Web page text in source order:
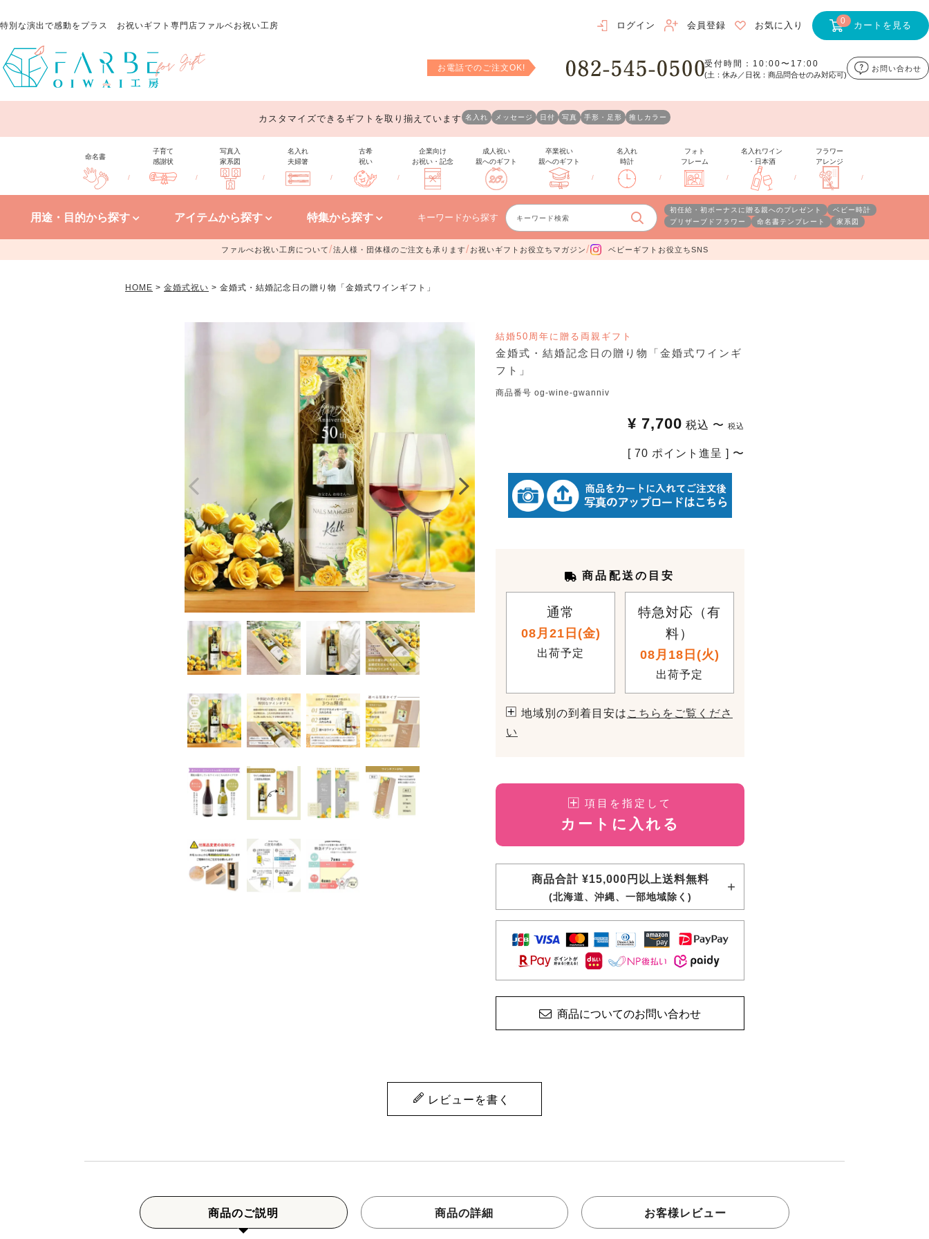
特別な演出で感動をプラス お祝いギフト専門店ファルベお祝い工房 ログイン 会員登録 お気に入り 0 カートを見る
お電話でのご注文OK! 受付時間：10:00〜17:00
(土：休み／日祝：商品問合せのみ対応可)
お問い合わせ
カスタマイズできるギフトを取り揃えています 名入れ メッセージ 日付 写真 手形・足形 推しカラー
命名書
/
子育て
感謝状
/
写真入
家系図
/
名入れ
夫婦箸
/
古希
祝い
/
企業向け
お祝い・記念
成人祝い
親へのギフト
卒業祝い
親へのギフト
/
名入れ
時計
/
フォト
フレーム
/
名入れワイン
・日本酒
/
フラワー
アレンジ
/
用途・目的から探す アイテムから探す 特集から探す キーワードから探す
初任給・初ボーナスに贈る親へのプレゼント
ベビー時計
プリザーブドフラワー
命名書テンプレート 家系図
ファルべお祝い工房について/法人様・団体様のご注文も承ります/ お祝いギフトお役立ちマガジン/ ベビーギフトお役立ちSNS
HOME 金婚式祝い 金婚式・結婚記念日の贈り物「金婚式ワインギフト」
結婚50周年に贈る両親ギフト
金婚式・結婚記念日の贈り物「金婚式ワインギ
フト」
商品番号 og-wine-gwanniv
¥ 7,700 税込 〜 税込
[ 70 ポイント進呈 ] 〜
商品配送の目安
通常
08月21日(金)
出荷予定
特急対応（有
料）
08月18日(火)
出荷予定
地域別の到着目安は こちらをご覧くださ
い
項目を指定して
カートに入れる
商品合計 ¥15,000円以上送料無料
(北海道、沖縄、一部地域除く)
商品についてのお問い合わせ
レビューを書く
商品のご説明 商品の詳細 お客様レビュー